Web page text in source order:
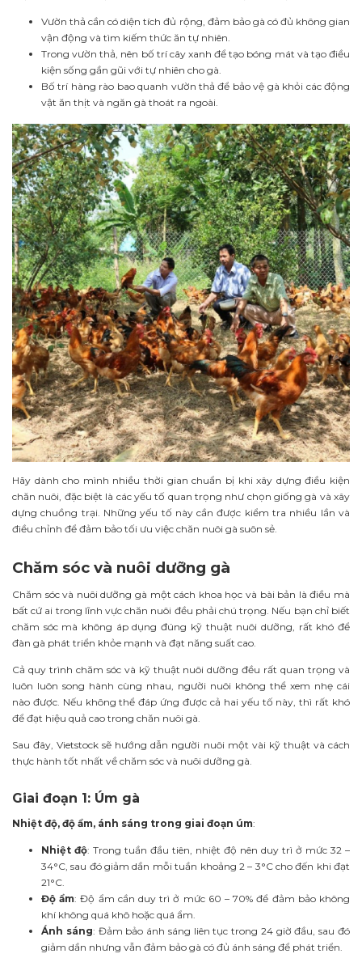
Vườn thả cần có diện tích đủ rộng, đảm bảo gà có đủ không gian
vận động và tìm kiếm thức ăn tự nhiên.
Trong vườn thả, nên bố trí cây xanh để tạo bóng mát và tạo điều
kiện sống gần gũi với tự nhiên cho gà.
Bố trí hàng rào bao quanh vườn thả để bảo vệ gà khỏi các động
vật ăn thịt và ngăn gà thoát ra ngoài.
Hãy dành cho mình nhiều thời gian chuẩn bị khi xây dựng điều kiện
chăn nuôi, đặc biệt là các yếu tố quan trọng như chọn giống gà và xây
dựng chuồng trại. Những yếu tố này cần được kiểm tra nhiều lần và
điều chỉnh để đảm bảo tối ưu việc chăn nuôi gà suôn sẻ.
Chăm sóc và nuôi dưỡng gà
Chăm sóc và nuôi dưỡng gà một cách khoa học và bài bản là điều mà
bất cứ ai trong lĩnh vực chăn nuôi đều phải chú trọng. Nếu bạn chỉ biết
chăm sóc mà không áp dụng đúng kỹ thuật nuôi dưỡng, rất khó để
đàn gà phát triển khỏe mạnh và đạt năng suất cao.
Cả quy trình chăm sóc và kỹ thuật nuôi dưỡng đều rất quan trọng và
luôn luôn song hành cùng nhau, người nuôi không thể xem nhẹ cái
nào được. Nếu không thể đáp ứng được cả hai yếu tố này, thì rất khó
để đạt hiệu quả cao trong chăn nuôi gà.
Sau đây, Vietstock sẽ hướng dẫn người nuôi một vài kỹ thuật và cách
thực hành tốt nhất về chăm sóc và nuôi dưỡng gà.
Giai đoạn 1: Úm gà
Nhiệt độ, độ ẩm, ánh sáng trong giai đoạn úm:
Nhiệt độ: Trong tuần đầu tiên, nhiệt độ nên duy trì ở mức 32 –
34°C, sau đó giảm dần mỗi tuần khoảng 2 – 3°C cho đến khi đạt
21°C.
Độ ẩm: Độ ẩm cần duy trì ở mức 60 – 70% để đảm bảo không
khí không quá khô hoặc quá ẩm.
Ánh sáng: Đảm bảo ánh sáng liên tục trong 24 giờ đầu, sau đó
giảm dần nhưng vẫn đảm bảo gà có đủ ánh sáng để phát triển.